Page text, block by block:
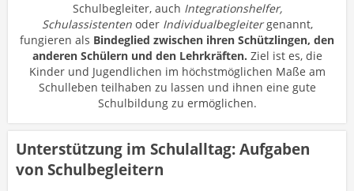
Schulbegleiter, auch Integrationshelfer,
Schulassistentenoder Individualbegleitergenannt,
fungieren als Bindeglied zwischen ihren Schützlingen, den
anderen Schülern und den Lehrkräften. Ziel ist es, die
Kinder und Jugendlichen im höchstmöglichen Maße am
Schulleben teilhaben zu lassen und ihnen eine gute
Schulbildung zu ermöglichen.
Unterstützung im Schulalltag: Aufgaben
von Schulbegleitern